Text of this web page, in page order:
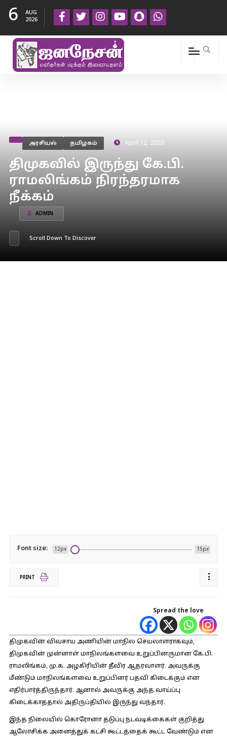
6
AUG
2026
அரசியல் தமிழகம் April 12, 2020
திமுகவில் இருந்து கே.பி.
ராமலிங்கம் நிரந்தரமாக
நீக்கம்
ADMIN
Scroll Down To Discover
Font size: 12px 15px
PRINT
Spread the love
திமுகவின் விவசாய அணியின் மாநில செயலாளராகவும்,
திமுகவின் முன்னாள் மாநிலங்களவை உறுப்பினருமான கே.பி.
ராமலிங்கம், மு.க. அழகிரியின் தீவிர ஆதரவாளர். அவருக்கு
மீண்டும் மாநிலங்களவை உறுப்பினர் பதவி கிடைக்கும் என
எதிர்பார்த்திருந்தார். ஆனால் அவருக்கு அந்த வாய்ப்பு
கிடைக்காததால் அதிருப்தியில் இருந்து வந்தார்.
இந்த நிலையில் கொரோனா தடுப்பு நடவடிக்கைகள் குறித்து
ஆலோசிக்க அனைத்துக் கட்சி கூட்டத்தைக் கூட்ட வேண்டும் என